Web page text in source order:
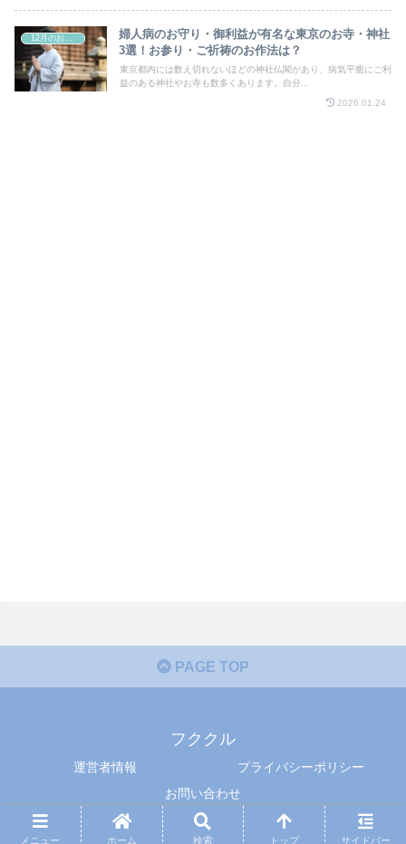
12月のお祭り
婦人病のお守り・御利益が有名な東京のお寺・神社
3選！お参り・ご祈祷のお作法は？
東京都内には数え切れないほどの神社仏閣があり、病気平癒にご利
益のある神社やお寺も数多くあります。自分...
2026.01.24
PAGE TOP
フククル
運営者情報
プライバシーポリシー
お問い合わせ
© 2015 フククル.
メニュー ホーム 検索 トップ サイドバー